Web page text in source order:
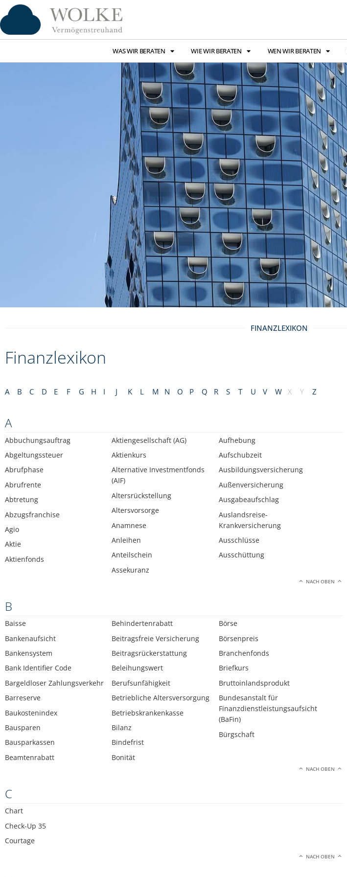
WAS WIR BERATEN WIE WIR BERATEN WEN WIR BERATEN
FINANZLEXIKON
Finanzlexikon
A B C D E F G H I J K L M N O P Q R S T U V W X Y Z
A
Abbuchungsauftrag
Abgeltungssteuer
Abrufphase
Abrufrente
Abtretung
Abzugsfranchise
Agio
Aktie
Aktienfonds
Aktiengesellschaft (AG)
Aktienkurs
Alternative Investmentfonds
(AIF)
Altersrückstellung
Altersvorsorge
Anamnese
Anleihen
Anteilschein
Assekuranz
Aufhebung
Aufschubzeit
Ausbildungsversicherung
Außenversicherung
Ausgabeaufschlag
Auslandsreise-
Krankversicherung
Ausschlüsse
Ausschüttung
NACH OBEN
B
Baisse
Bankenaufsicht
Bankensystem
Bank Identifier Code
Bargeldloser Zahlungsverkehr
Barreserve
Baukostenindex
Bausparen
Bausparkassen
Beamtenrabatt
Behindertenrabatt
Beitragsfreie Versicherung
Beitragsrückerstattung
Beleihungswert
Berufsunfähigkeit
Betriebliche Altersversorgung
Betriebskrankenkasse
Bilanz
Bindefrist
Bonität
Börse
Börsenpreis
Branchenfonds
Briefkurs
Bruttoinlandsprodukt
Bundesanstalt für
Finanzdienstleistungsaufsicht
(BaFin)
Bürgschaft
NACH OBEN
C
Chart
Check-Up 35
Courtage
NACH OBEN